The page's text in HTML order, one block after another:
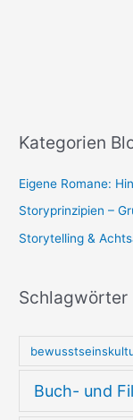
Kategorien
Eigene Romane:
Storyprinzipien –
Storytelling &
Schlagwörter
Buch- und